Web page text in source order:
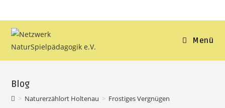
Menü
Blog
> Naturerzählort Holtenau > Frostiges Vergnügen